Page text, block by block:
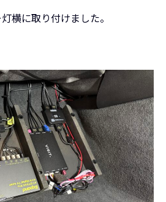
横に取り付けました。